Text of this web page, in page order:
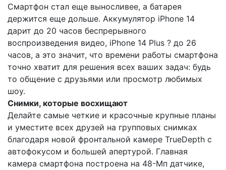
Смартфон стал еще выносливее, а батарея
держится еще дольше. Аккумулятор iPhone 14
дарит до 20 часов беспрерывного
воспроизведения видео, iPhone 14 Plus ? до 26
часов, а это значит, что времени работы смартфона
точно хватит для решения всех ваших задач: будь
то общение с друзьями или просмотр любимых
шоу.
Снимки, которые восхищают
Делайте самые четкие и красочные крупные планы
и уместите всех друзей на групповых снимках
благодаря новой фронтальной камере TrueDepth с
автофокусом и большей апертурой. Главная
камера смартфона построена на 48-Мп датчике,